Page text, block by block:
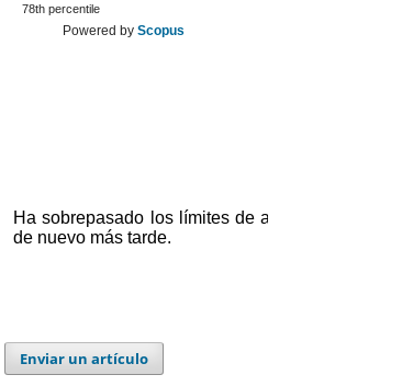
78th percentile
Powered by Scopus
Enviar un artículo